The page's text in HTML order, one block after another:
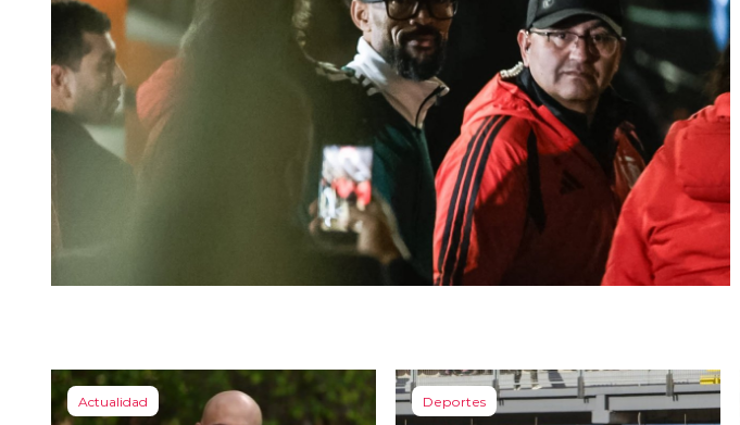
Actualidad Deportes